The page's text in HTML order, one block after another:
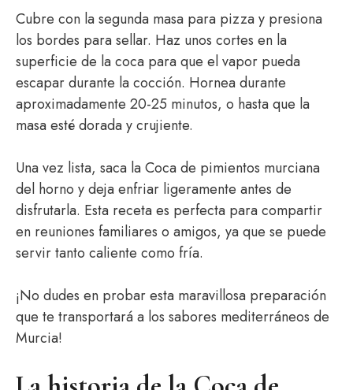
Cubre con la segunda masa para pizza y presiona
los bordes para sellar. Haz unos cortes en la
superficie de la coca para que el vapor pueda
escapar durante la cocción. Hornea durante
aproximadamente 20-25 minutos, o hasta que la
masa esté dorada y crujiente.
Una vez lista, saca la Coca de pimientos murciana
del horno y deja enfriar ligeramente antes de
disfrutarla. Esta receta es perfecta para compartir
en reuniones familiares o amigos, ya que se puede
servir tanto caliente como fría.
¡No dudes en probar esta maravillosa preparación
que te transportará a los sabores mediterráneos de
Murcia!